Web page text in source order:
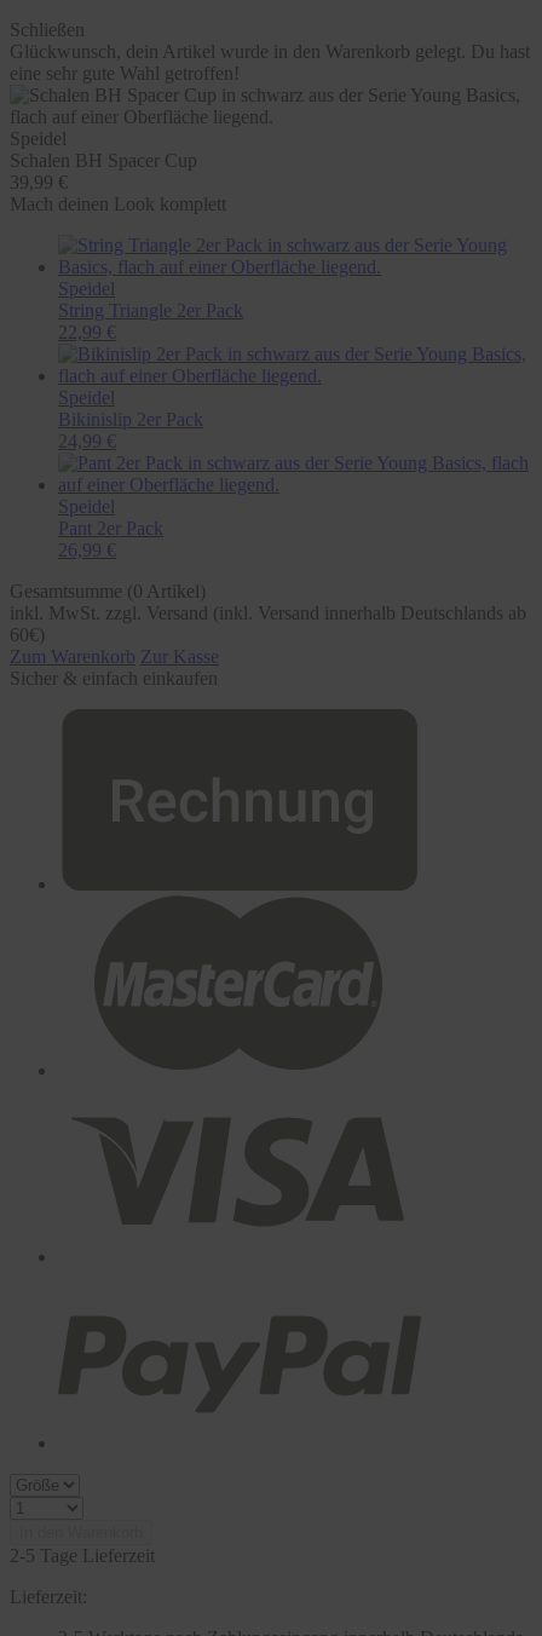
Schließen
Glückwunsch, dein Artikel wurde in den Warenkorb gelegt. Du hast
eine sehr gute Wahl getroffen!
Speidel
Schalen BH Spacer Cup
39,99 €
Mach deinen Look komplett
Speidel
String Triangle 2er Pack
22,99 €
Speidel
Bikinislip 2er Pack
24,99 €
Speidel
Pant 2er Pack
26,99 €
Gesamtsumme (0 Artikel)
inkl. MwSt. zzgl. Versand (inkl. Versand innerhalb Deutschlands ab
60€)
Zum Warenkorb Zur Kasse
Sicher & einfach einkaufen
2-5 Tage Lieferzeit
Lieferzeit: